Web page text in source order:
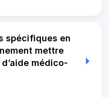
spécifiques en
mettre
médico-